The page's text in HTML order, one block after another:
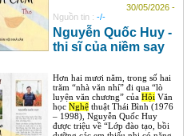
30/05/2026 -
Nguồn tin : -/-
Nguyễn Quốc Huy -
thi sĩ của niềm say
Hơn hai mươi năm, trong số hai
trăm “nhà văn nhí” đi qua “lò
luyện văn chương” của HộiVăn
học Nghệthuật Thái Bình (1976
– 1998), Nguyễn Quốc Huy
được triệu về “Lớp đào tạo, bồi